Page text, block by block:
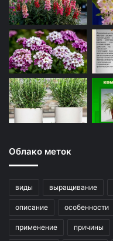
Облако меток
виды выращивание
описание особенности
применение причины